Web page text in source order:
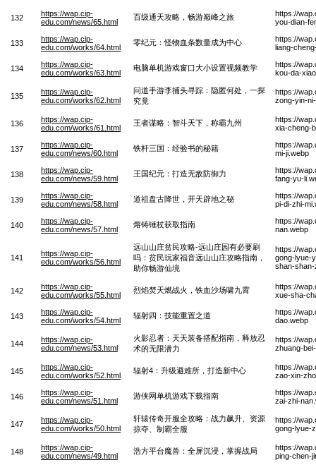
132
https://wap.cip-
edu.com/news/65.html
百级通天攻略，畅游巅峰之旅
https://
you-dian-
133
https://wap.cip-
edu.com/works/64.html
零纪元：怪物血条数量成为中心
https://
liang-
134
https://wap.cip-
edu.com/works/63.html
电脑单机游戏窗口大小设置视频教学
https://
kou-da-
135
https://wap.cip-
edu.com/works/62.html
问道手游李捕头寻踪：隐匿何处，一探
究竟
https://
zong-yin-
136
https://wap.cip-
edu.com/works/61.html
王者谋略：智斗天下，称霸九州
https://
xia-cheng-
137
https://wap.cip-
edu.com/news/60.html
铁杆三国：经验书的秘籍
https://
mi-ji.webp
138
https://wap.cip-
edu.com/news/59.html
王国纪元：打造无敌防御力
https://
fang-yu-
139
https://wap.cip-
edu.com/news/58.html
道祖盘古降世，开天辟地之秘
https://
pi-di-zhi-
140
https://wap.cip-
edu.com/news/57.html
熔铸锤杖获取指南
https://
nan.webp
141
https://wap.cip-
edu.com/works/56.html
远山山庄贫民攻略-远山庄园有必要刷
吗：贫民玩家福音远山山庄攻略指南，
助你畅游仙境
https://
gong-lyue-
shan-
142
https://wap.cip-
edu.com/works/55.html
烈焰焚天燃战火，铁血沙场啸九霄
https://
xue-sha-
143
https://wap.cip-
edu.com/works/54.html
辐射四：技能重置之道
https://
dao.webp
144
https://wap.cip-
edu.com/news/53.html
火影忍者：天天装备搭配指南，释放忍
术的无限潜力
https://
zhuang-
145
https://wap.cip-
edu.com/works/52.html
辐射4：升级避难所，打造新中心
https://
zao-xin-
146
https://wap.cip-
edu.com/news/51.html
游侠网单机游戏下载指南
https://
zai-zhi-
147
https://wap.cip-
edu.com/works/50.html
轩辕传奇开服全攻略：战力飙升、资源
掠夺、制霸全服
https://
gong-lyue-
148
https://wap.cip-
edu.com/news/49.html
浩方平台魔兽：全屏沉浸，掌握战局
https://
ping-chen-